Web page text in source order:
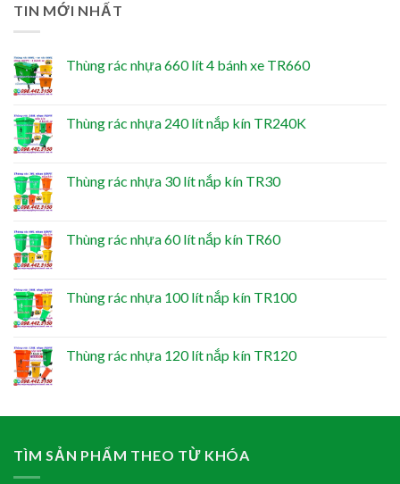
TIN MỚI NHẤT
Thùng rác nhựa 660 lít 4 bánh xe TR660
Thùng rác nhựa 240 lít nắp kín TR240K
Thùng rác nhựa 30 lít nắp kín TR30
Thùng rác nhựa 60 lít nắp kín TR60
Thùng rác nhựa 100 lít nắp kín TR100
Thùng rác nhựa 120 lít nắp kín TR120
TÌM SẢN PHẨM THEO TỪ KHÓA